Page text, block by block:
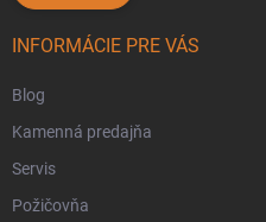
INFORMÁCIE PRE VÁS
Blog
Kamenná predajňa
Servis
Požičovňa